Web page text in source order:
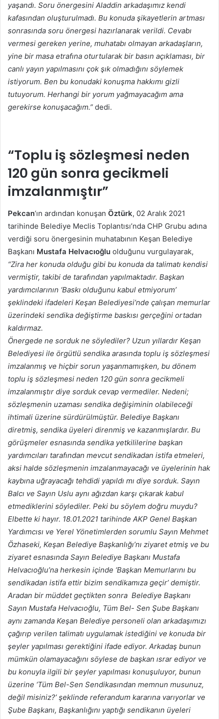
yaşandı. Soru önergesini Aladdin arkadaşımız kendi
kafasından oluşturulmadı. Bu konuda şikayetlerin artması
sonrasında soru önergesi hazırlanarak verildi. Cevabı
vermesi gereken yerine, muhatabı olmayan arkadaşların,
yine bir masa etrafına oturtularak bir basın açıklaması, bir
canlı yayın yapılmasını çok şık olmadığını söylemek
istiyorum. Ben bu konudaki konuşma hakkımı gizli
tutuyorum. Herhangi bir yorum yağmayacağım ama
gerekirse konuşacağım.” dedi.
“Toplu iş sözleşmesi neden
120 gün sonra gecikmeli
imzalanmıştır”
Pekcan‘ın ardından konuşan Öztürk, 02 Aralık 2021
tarihinde Belediye Meclis Toplantısı’nda CHP Grubu adına
verdiği soru önergesinin muhatabının Keşan Belediye
Başkanı Mustafa Helvacıoğlu olduğunu vurgulayarak,
“Zira her konuda olduğu gibi bu konuda da talimatı kendisi
vermiştir, takibi de tarafından yapılmaktadır. Başkan
yardımcılarının ‘Baskı olduğunu kabul etmiyorum’
şeklindeki ifadeleri Keşan Belediyesi’nde çalışan memurlar
üzerindeki sendika değiştirme baskısı gerçeğini ortadan
kaldırmaz.
Önergede ne sorduk ne söylediler? Uzun yıllardır Keşan
Belediyesi ile örgütlü sendika arasında toplu iş sözleşmesi
imzalanmış ve hiçbir sorun yaşanmamışken, bu dönem
toplu iş sözleşmesi neden 120 gün sonra gecikmeli
imzalanmıştır diye sorduk cevap vermediler. Nedeni;
sözleşmenin uzaması sendika değişiminin olabileceği
ihtimali üzerine sürdürülmüştür. Belediye Başkanı
diretmiş, sendika üyeleri direnmiş ve kazanmışlardır. Bu
görüşmeler esnasında sendika yetkililerine başkan
yardımcıları tarafından mevcut sendikadan istifa etmeleri,
aksi halde sözleşmenin imzalanmayacağı ve üyelerinin hak
kaybına uğrayacağı tehdidi yapıldı mı diye sorduk. Sayın
Balcı ve Sayın Uslu aynı ağızdan karşı çıkarak kabul
etmediklerini söylediler. Peki bu söylem doğru muydu?
Elbette ki hayır. 18.01.2021 tarihinde AKP Genel Başkan
Yardımcısı ve Yerel Yönetimlerden sorumlu Sayın Mehmet
Özhaseki, Keşan Belediye Başkanlığı’nı ziyaret etmiş ve bu
ziyaret esnasında Sayın Belediye Başkanı Mustafa
Helvacıoğlu’na herkesin içinde ‘Başkan Memurlarını bu
sendikadan istifa ettir bizim sendikamıza geçir’ demiştir.
Aradan bir müddet geçtikten sonra Belediye Başkanı
Sayın Mustafa Helvacıoğlu, Tüm Bel- Sen Şube Başkanı
aynı zamanda Keşan Belediye personeli olan arkadaşımızı
çağırıp verilen talimatı uygulamak istediğini ve konuda bir
şeyler yapılması gerektiğini ifade ediyor. Arkadaş bunun
mümkün olamayacağını söylese de başkan ısrar ediyor ve
bu konuyla ilgili bir şeyler yapılması konuşuluyor, bunun
üzerine ‘Tüm Bel-Sen Sendikasından memnun musunuz,
değil misiniz?’ şeklinde referandum kararına varıyorlar ve
Şube Başkanı, Başkanlığını yaptığı sendikanın üyeleri